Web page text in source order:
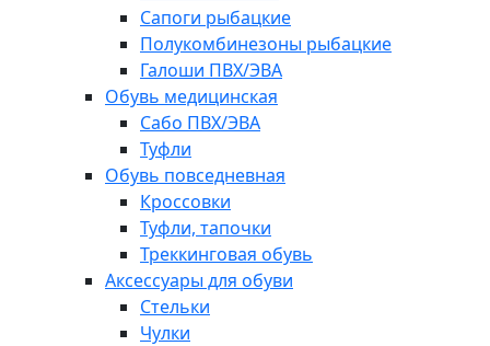
Сапоги рыбацкие
Полукомбинезоны рыбацкие
Галоши ПВХ/ЭВА
Обувь медицинская
Сабо ПВХ/ЭВА
Туфли
Обувь повседневная
Кроссовки
Туфли, тапочки
Треккинговая обувь
Аксессуары для обуви
Стельки
Чулки